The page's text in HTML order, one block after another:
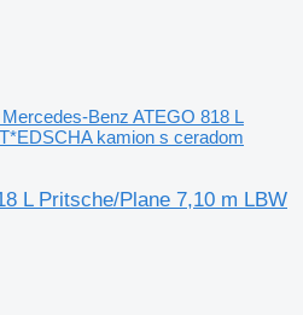
Mercedes-Benz ATEGO 818 L
kamion s ceradom
L Pritsche/Plane 7,10 m LBW